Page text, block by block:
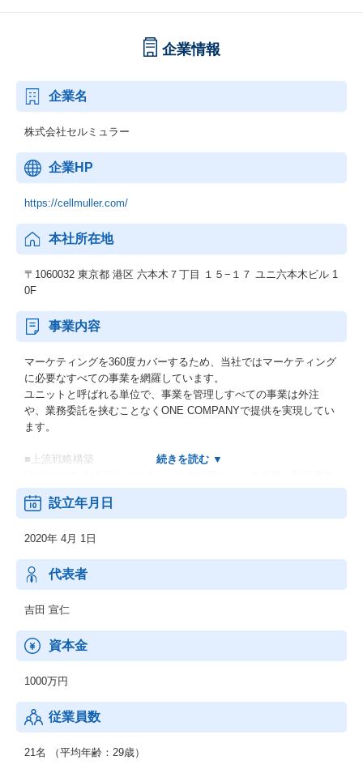
企業情報
企業名
株式会社セルミュラー
企業HP
https://cellmuller.com/
本社所在地
〒1060032 東京都 港区 六本木７丁目 １５−１７ ユニ六本木ビル 1
0F
事業内容
マーケティングを360度カバーするため、当社ではマーケティング
に必要なすべての事業を網羅しています。
ユニットと呼ばれる単位で、事業を管理しすべての事業は外注
や、業務委託を挟むことなくONE COMPANYで提供を実現してい
ます。
■上流戦略構築
最適化、商品開発、
市場調査など幅広く商品を世の中に出すために必要なコンサルテ
■集客戦略
実際に商品が世の中に出た際に、ペイド集客手法であったり、非
ペイドによる顧客ロイヤリティーの向上まで幅広く支援しており
ます。
打手をこなせ、空白地帯のない集客環境を提供いたします。
制作は、一概に広告に携わるものだけではありません。
HPの制作、LPの制作、そしてシステム開発も含む全領域を指しま
す。
お客様に合わせた業務効率化ツールの開発、データ分析を用いたL
POまで幅広く制作業務を効率的に実現いたします。
設立年月日
2020年 4月 1日
代表者
吉田 宣仁
資本金
1000万円
従業員数
21名 （平均年齢：29歳）